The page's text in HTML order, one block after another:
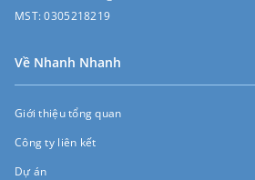
MST:0305218219
Về Nhanh Nhanh
Giới thiệu tổng quan
Công ty liên kết
Dự án